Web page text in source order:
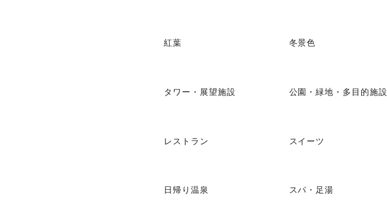
紅葉 冬景色
タワー・展望施設 公園・緑地・多目的施設
レストラン スイーツ
日帰り温泉 スパ・足湯